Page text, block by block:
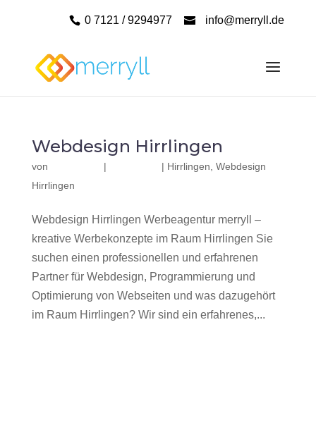
0 7121 / 9294977 info@merryll.de
Webdesign Hirrlingen
von | | Hirrlingen Webdesign
Hirrlingen
Webdesign Hirrlingen Werbeagentur merryll –
kreative Werbekonzepte im Raum Hirrlingen Sie
suchen einen professionellen und erfahrenen
Partner für Webdesign, Programmierung und
Optimierung von Webseiten und was dazugehört
im Raum Hirrlingen? Wir sind ein erfahrenes,...